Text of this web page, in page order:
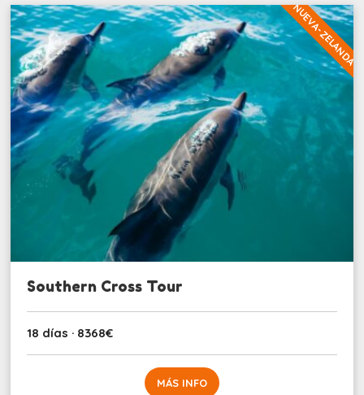
NUEVA-ZELANDA
Southern Cross Tour
18 días · 8368€
MÁS INFO